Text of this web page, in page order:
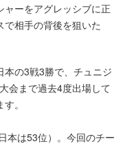
ャーをアグレッシブに正
相手の背後を狙いた
本の3戦3勝で、チュニジ
会まで過去4度出場して
。
本は53位）。今回のチー